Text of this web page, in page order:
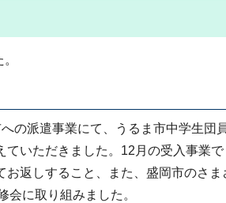
の派遣事業にて、うるま市中学生団
いただきました。12月の受入事業で
返しすること、また、盛岡市のさま
会に取り組みました。